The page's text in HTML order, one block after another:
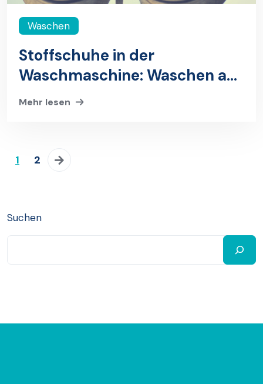
Waschen
Stoffschuhe in der
Waschmaschine: Waschen auf
eigene Gefahr
Mehr lesen
1 2
Suchen